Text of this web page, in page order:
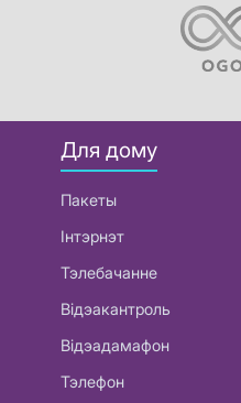
Для дому
Пакеты
Інтэрнэт
Тэлебачанне
Відэакантроль
Відэадамафон
Тэлефон